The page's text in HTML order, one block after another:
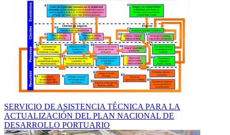
SERVICIO DE ASISTENCIA TÉCNICA PARA LA
ACTUALIZACIÓN DEL PLAN NACIONAL DE
DESARROLLO PORTUARIO